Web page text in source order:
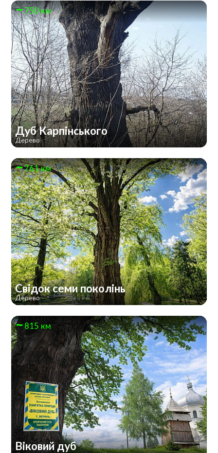
750 км
Дуб Карпінського
Дерево
761 км
Свідок семи поколінь
Дерево
815 км
Віковий дуб